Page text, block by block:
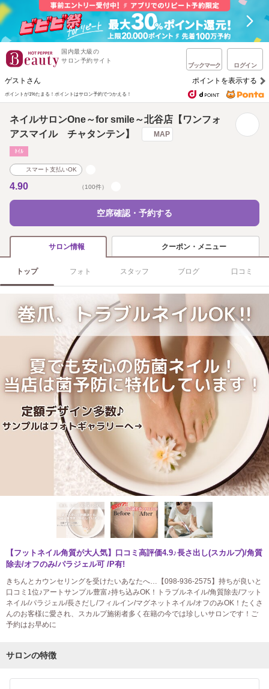
国内最大級の
サロン予約サイト
ブックマーク ログイン
ゲストさん ポイントを表示する
ポイントが1%たまる！ ポイントはサロン予約でつかえる！
ネイルサロンOne～for smile～北谷店【ワンフォ
アスマイル チャタンテン】
MAP
ﾈｲﾙ
スマート支払いOK
4.90 （100件）
空席確認・予約する
サロン情報 クーポン・メニュー
トップ フォト スタッフ ブログ 口コミ
【フットネイル角質が大人気】口コミ高評価4.9♪長さ出し(スカルプ)/角質
除去/オフのみ/パラジェル可 /P有!
きちんとカウンセリングを受けたいあなたへ…【098-936-2575】持ちが良いと
口コミ1位♪アートサンプル豊富♪持ち込みOK！トラブルネイル/角質除去/フット
ネイル/パラジェル/長さだし/フィルイン/マグネットネイル/オフのみOK！たくさ
んのお客様に愛され、スカルプ施術者多く在籍の今では珍しいサロンです！ご
予約はお早めに
サロンの特徴